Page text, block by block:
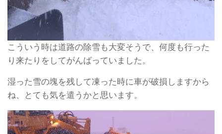
こういう時は道路の除雪も大変そうで、何度も行った
り来たりをしてがんばっていました。
湿った雪の塊を残して凍った時に車が破損しますから
ね、とても気を遣うかと思います。